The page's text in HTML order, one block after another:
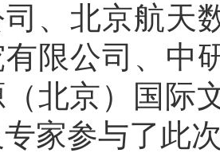
司、北京航天
限公司、中
北京）国际
家参与了此